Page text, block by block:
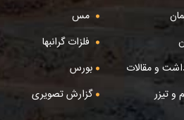
مس
فلزات گرانبها
و مقالات
بورس
و تیزر
گزارش تصویری